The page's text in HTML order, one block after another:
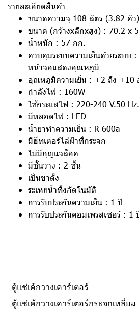
รายละเอียดสินค้า
ขนาดความจุ 108 ลิตร (3.82 คิว)
ขนาด (กว้างxลึกxสูง) : 70.2 x
น้ำหนัก : 57 กก.
ควบคุมระบบความเย็นด้วยระบบ
หน้าจอแสดงอุณหภูมิ
อุณหภูมิความเย็น : +2 ถึง +10
กำลังไฟ : 160W
ใช้กระแสไฟ : 220-240 V.50 Hz.
มีหลอดไฟ : LED
น้ำยาทำความเย็น : R-600a
มีฮีทเตอร์ไล่ฝ้าที่กระจก
ไม่มีกุญแจล็อค
มีชั้นวาง : 2 ชั้น
เป็นขาตั้ง
ระเหยน้ำทิ้งอัตโนมัติ
การรับประกันความเย็น : 1 ปี
การรับประกันคอมเพรสเซอร์ : 1
ตู้แช่เค้กวางเคาร์เตอร์
ตู้แช่เค้กวางเคาร์เตอร์กระจกเหลี่ยม